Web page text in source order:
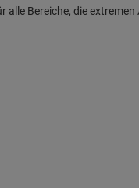
Bereiche, die